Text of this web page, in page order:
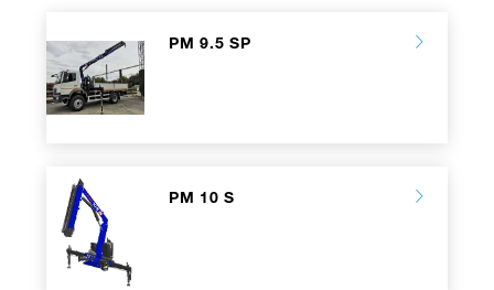
PM 9.5 SP
PM 10 S